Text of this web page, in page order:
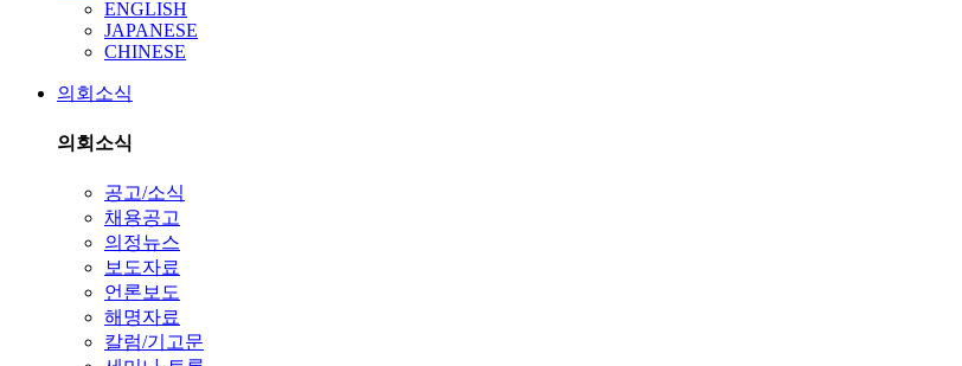
ENGLISH
JAPANESE
CHINESE
의회소식
의회소식
공고/소식
채용공고
의정뉴스
보도자료
언론보도
해명자료
칼럼/기고문